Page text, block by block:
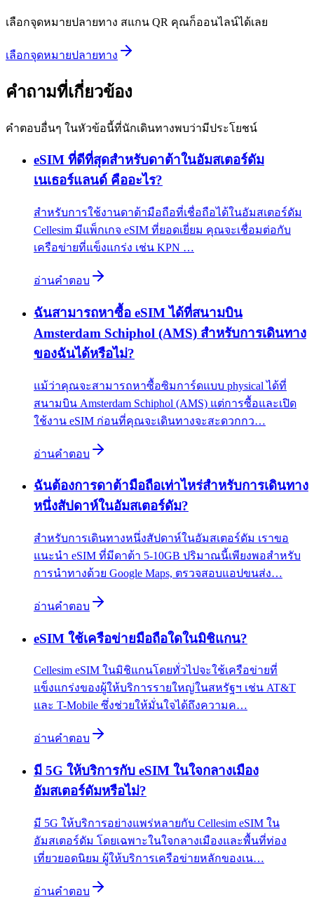
เลือกจุดหมายปลายทาง สแกน QR คุณก็ออนไลน์ได้เลย
เลือกจุดหมายปลายทาง
คำถามที่เกี่ยวข้อง
คำตอบอื่นๆ ในหัวข้อนี้ที่นักเดินทางพบว่ามีประโยชน์
eSIM ที่ดีที่สุดสำหรับดาต้าในอัมสเตอร์ดัม
เนเธอร์แลนด์ คืออะไร?
สำหรับการใช้งานดาต้ามือถือที่เชื่อถือได้ในอัมสเตอร์ดัม
Cellesim มีแพ็กเกจ eSIM ที่ยอดเยี่ยม คุณจะเชื่อมต่อกับ
เครือข่ายที่แข็งแกร่ง เช่น KPN …
อ่านคำตอบ
ฉันสามารถหาซื้อ eSIM ได้ที่สนามบิน
Amsterdam Schiphol (AMS) สำหรับการเดินทาง
ของฉันได้หรือไม่?
แม้ว่าคุณจะสามารถหาซื้อซิมการ์ดแบบ physical ได้ที่
สนามบิน Amsterdam Schiphol (AMS) แต่การซื้อและเปิด
ใช้งาน eSIM ก่อนที่คุณจะเดินทางจะสะดวกกว…
อ่านคำตอบ
ฉันต้องการดาต้ามือถือเท่าไหร่สำหรับการเดินทาง
หนึ่งสัปดาห์ในอัมสเตอร์ดัม?
สำหรับการเดินทางหนึ่งสัปดาห์ในอัมสเตอร์ดัม เราขอ
แนะนำ eSIM ที่มีดาต้า 5-10GB ปริมาณนี้เพียงพอสำหรับ
การนำทางด้วย Google Maps, ตรวจสอบแอปขนส่ง…
อ่านคำตอบ
eSIM ใช้เครือข่ายมือถือใดในมิชิแกน?
Cellesim eSIM ในมิชิแกนโดยทั่วไปจะใช้เครือข่ายที่
แข็งแกร่งของผู้ให้บริการรายใหญ่ในสหรัฐฯ เช่น AT&T
และ T-Mobile ซึ่งช่วยให้มั่นใจได้ถึงความค…
อ่านคำตอบ
มี 5G ให้บริการกับ eSIM ในใจกลางเมือง
อัมสเตอร์ดัมหรือไม่?
มี 5G ให้บริการอย่างแพร่หลายกับ Cellesim eSIM ใน
อัมสเตอร์ดัม โดยเฉพาะในใจกลางเมืองและพื้นที่ท่อง
เที่ยวยอดนิยม ผู้ให้บริการเครือข่ายหลักของเน…
อ่านคำตอบ